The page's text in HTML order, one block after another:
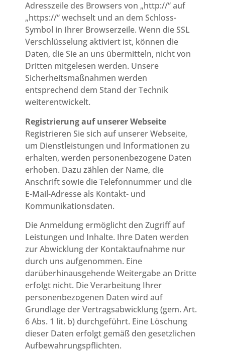
Adresszeile des Browsers von „http://“ auf
„https://“ wechselt und an dem Schloss-
Symbol in Ihrer Browserzeile. Wenn die SSL
Verschlüsselung aktiviert ist, können die
Daten, die Sie an uns übermitteln, nicht von
Dritten mitgelesen werden. Unsere
Sicherheitsmaßnahmen werden
entsprechend dem Stand der Technik
weiterentwickelt.
Registrierung auf unserer Webseite
Registrieren Sie sich auf unserer Webseite,
um Dienstleistungen und Informationen zu
erhalten, werden personenbezogene Daten
erhoben. Dazu zählen der Name, die
Anschrift sowie die Telefonnummer und die
E-Mail-Adresse als Kontakt- und
Kommunikationsdaten.
Die Anmeldung ermöglicht den Zugriff auf
Leistungen und Inhalte. Ihre Daten werden
zur Abwicklung der Kontaktaufnahme nur
durch uns aufgenommen. Eine
darüberhinausgehende Weitergabe an Dritte
erfolgt nicht. Die Verarbeitung Ihrer
personenbezogenen Daten wird auf
Grundlage der Vertragsabwicklung (gem. Art.
6 Abs. 1 lit. b) durchgeführt. Eine Löschung
dieser Daten erfolgt gemäß den gesetzlichen
Aufbewahrungspflichten.